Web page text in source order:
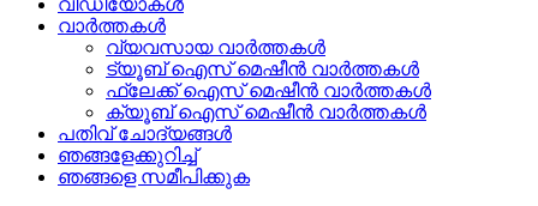
വീഡിയോകൾ
വാർത്തകൾ
വ്യവസായ വാർത്തകൾ
ട്യൂബ് ഐസ് മെഷീൻ വാർത്തകൾ
ഫ്ലേക്ക് ഐസ് മെഷീൻ വാർത്തകൾ
ക്യൂബ് ഐസ് മെഷീൻ വാർത്തകൾ
പതിവ് ചോദ്യങ്ങൾ
ഞങ്ങളേക്കുറിച്ച്
ഞങ്ങളെ സമീപിക്കുക